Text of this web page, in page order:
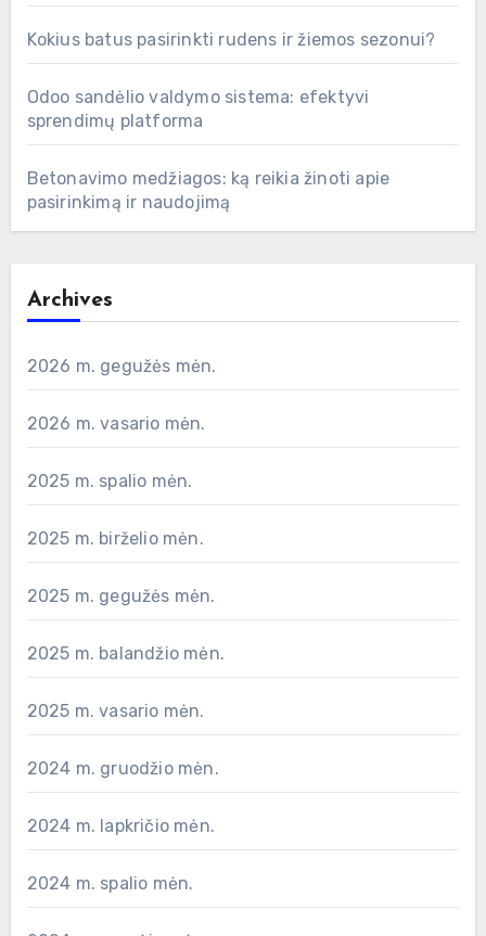
Kokius batus pasirinkti rudens ir žiemos sezonui?
Odoo sandėlio valdymo sistema: efektyvi
sprendimų platforma
Betonavimo medžiagos: ką reikia žinoti apie
pasirinkimą ir naudojimą
Archives
2026 m. gegužės mėn.
2026 m. vasario mėn.
2025 m. spalio mėn.
2025 m. birželio mėn.
2025 m. gegužės mėn.
2025 m. balandžio mėn.
2025 m. vasario mėn.
2024 m. gruodžio mėn.
2024 m. lapkričio mėn.
2024 m. spalio mėn.